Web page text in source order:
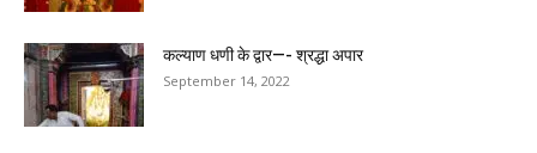
कल्याण धणी के द्वार—- श्रद्धा अपार
September 14, 2022